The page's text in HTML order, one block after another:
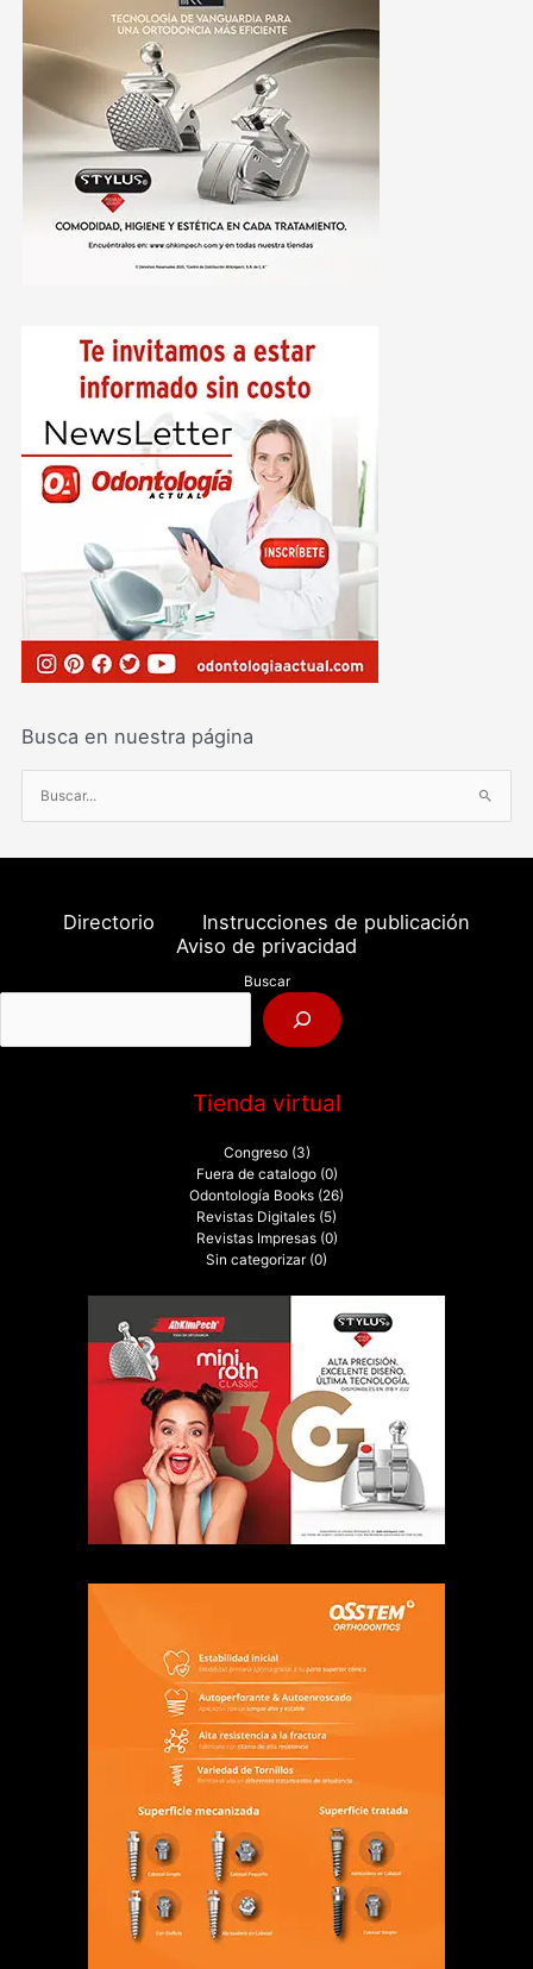
Busca en nuestra página
u
s
o
:
Directorio
Instrucciones de publicación
Aviso de privacidad
Buscar
Tienda virtual
Congreso (3)
Fuera de catalogo (0)
Odontología Books (26)
Revistas Digitales (5)
Revistas Impresas (0)
Sin categorizar (0)